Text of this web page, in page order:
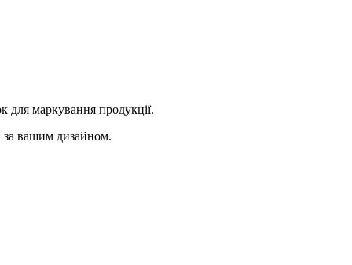
для маркування продукції.
за вашим дизайном.